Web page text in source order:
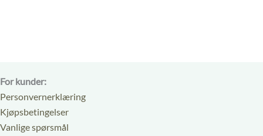
For kunder:
Personvernerklæring
Kjøpsbetingelser
Vanlige spørsmål